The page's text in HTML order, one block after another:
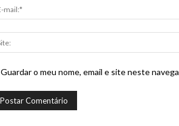
Guardar o meu nome, email e site neste